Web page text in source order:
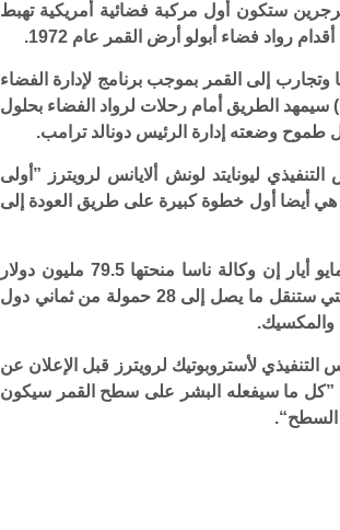
ستكون أول مركبة فضائية أمريكية تهبط
رواد فضاء أبولو أرض القمر عام 1972.
وتجارب إلى القمر بموجب برنامج لإدارة الفضاء
سيمهد الطريق أمام رحلات لرواد الفضاء بحلول
ليونايتد لونش ألايانس لرويترز ”أولى
هي أيضا أول خطوة كبيرة على طريق العودة إلى
وقالت أستروبوتيك في مايو أيار إن وكالة ناسا منحتها 79.5 مليون دولار
من أجل المهمة الأولى التي ستنقل ما يصل إلى 28 حمولة من ثماني دول
والمكسيك.
التنفيذي لأستروبوتيك لرويترز قبل الإعلان عن
”كل ما سيفعله البشر على سطح القمر سيكون
السطح“.